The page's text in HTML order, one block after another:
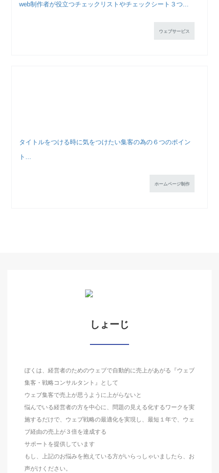
web制作者が役立つチェックリストやチェックシート３つ...
ウェブサービス
タイトルをつける時に気をつけたい集客の為の６つのポイン
ト...
ホームページ制作
しょーじ
ぼくは、経営者のためのウェブで自動的に売上があがる『ウェブ
集客・戦略コンサルタント』として
ウェブ集客で売上が思うように上がらないと
悩んでいる経営者の方を中心に、問題の見える化するワークを実
施するだけで、ウェブ戦略の最適化を実現し、最短１年で、ウェ
ブ経由の売上が３倍を達成する
サポートを提供しています
もし、上記のお悩みを抱えている方がいらっしゃいましたら、お
声がけください。